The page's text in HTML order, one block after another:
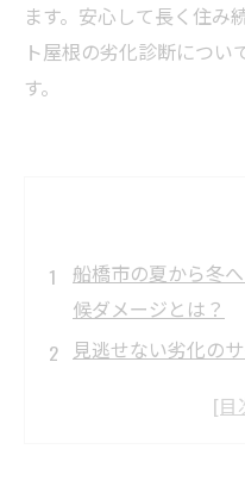
ます。安心して長く住み
ト屋根の劣化診断につい
す。
船橋市の夏から冬
候ダメージとは？
見逃せない劣化の
劣化診断の実際：